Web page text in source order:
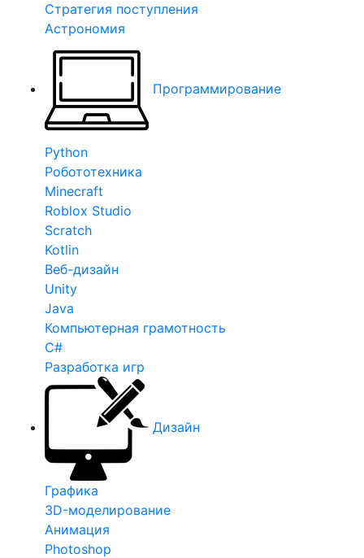
Стратегия поступления
Астрономия
Программирование
Python
Робототехника
Minecraft
Roblox Studio
Scratch
Kotlin
Веб-дизайн
Unity
Java
Компьютерная грамотность
C#
Разработка игр
Дизайн
Графика
3D-моделирование
Анимация
Photoshop